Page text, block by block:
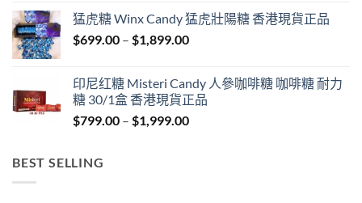
through
$1,849.00
猛虎糖 Winx Candy 猛虎壯陽糖 香港現貨正品
$699.00 – $1,899.00Price
through
$1,899.00
印尼红糖 Misteri Candy 人參咖啡糖 咖啡糖 耐力
糖 30/1盒 香港現貨正品
$799.00 – $1,999.00Price
BEST SELLING